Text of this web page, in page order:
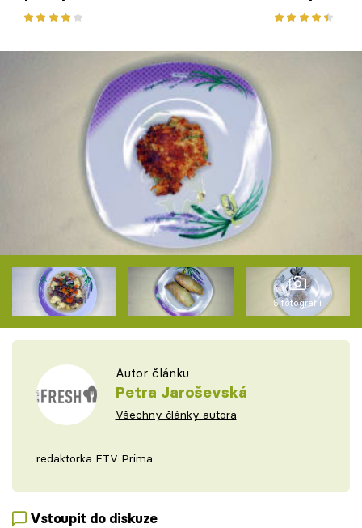
5 fotografií
Autor článku
Petra Jaroševská
Všechny články autora
redaktorka FTV Prima
Vstoupit do diskuze